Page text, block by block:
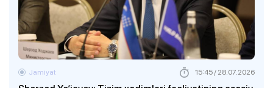
Jamiyat 15:45 / 28.07.2026